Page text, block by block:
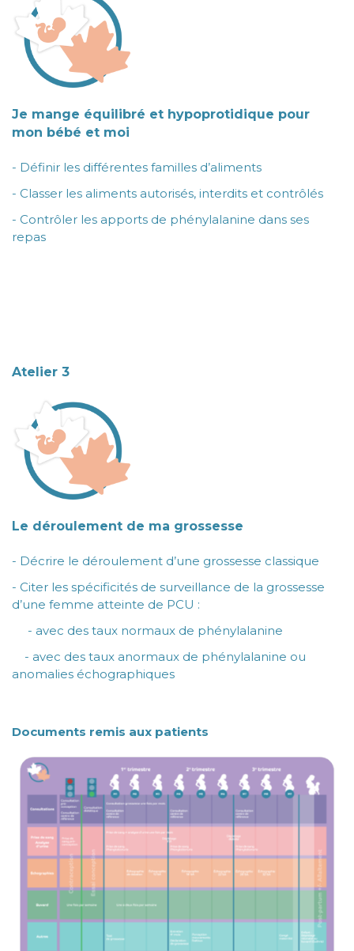
Je mange équilibré et hypoprotidique pour
mon bébé et moi
- Définir les différentes familles d’aliments
- Classer les aliments autorisés, interdits et contrôlés
- Contrôler les apports de phénylalanine dans ses
repas
Atelier 3
Le déroulement de ma grossesse
- Décrire le déroulement d’une grossesse classique
- Citer les spécificités de surveillance de la grossesse
d’une femme atteinte de PCU :
- avec des taux normaux de phénylalanine
- avec des taux anormaux de phénylalanine ou
anomalies échographiques
Documents remis aux patients